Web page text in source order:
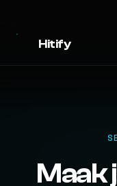
Hitify
Maak